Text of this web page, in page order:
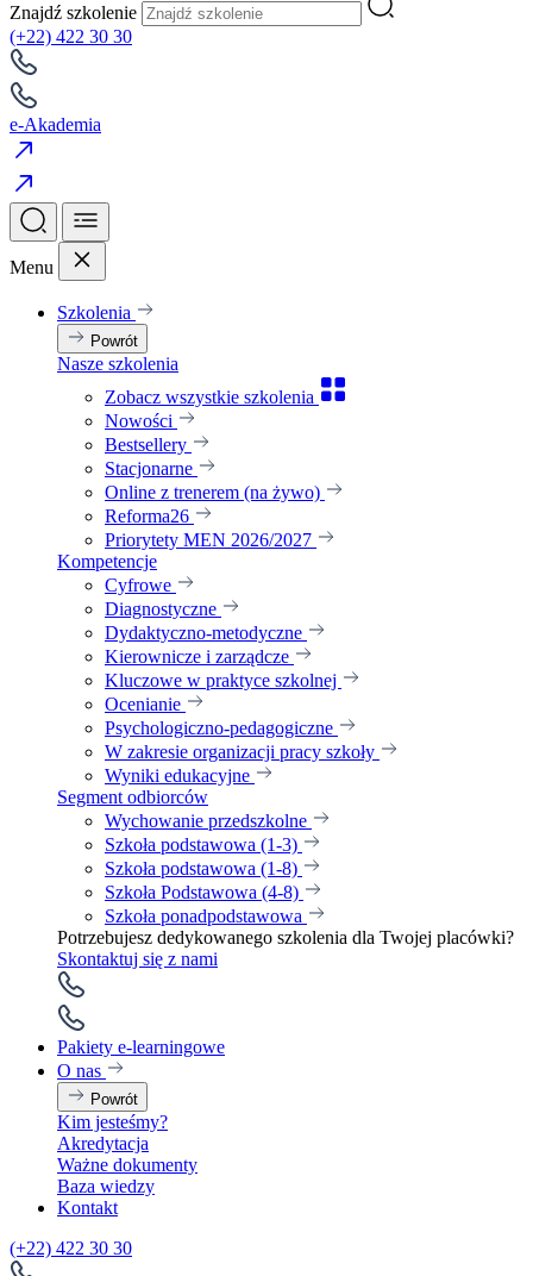
Znajdź szkolenie
(+22) 422 30 30
e-Akademia
Menu
Szkolenia
Powrót
Nasze szkolenia
Zobacz wszystkie szkolenia
Nowości
Bestsellery
Stacjonarne
Online z trenerem (na żywo)
Reforma26
Priorytety MEN 2026/2027
Kompetencje
Cyfrowe
Diagnostyczne
Dydaktyczno-metodyczne
Kierownicze i zarządcze
Kluczowe w praktyce szkolnej
Ocenianie
Psychologiczno-pedagogiczne
W zakresie organizacji pracy szkoły
Wyniki edukacyjne
Segment odbiorców
Wychowanie przedszkolne
Szkoła podstawowa (1-3)
Szkoła podstawowa (1-8)
Szkoła Podstawowa (4-8)
Szkoła ponadpodstawowa
Potrzebujesz dedykowanego szkolenia dla Twojej placówki?
Skontaktuj się z nami
Pakiety e-learningowe
O nas
Powrót
Kim jesteśmy?
Akredytacja
Ważne dokumenty
Baza wiedzy
Kontakt
(+22) 422 30 30